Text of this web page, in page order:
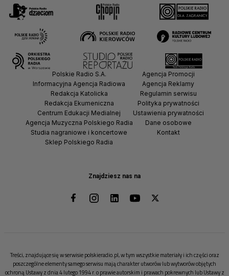
Znajdziesz nas na
Polskie Radio S.A.
Informacyjna Agencja Radiowa
Redakcja Katolicka
Redakcja Ekumeniczna
Centrum Edukacji Medialnej
Agencja Muzyczna Polskiego Radia
Studia nagraniowe i koncertowe
Sklep Polskiego Radia
Agencja Promocji
Agencja Reklamy
Regulamin serwisu
Polityka prywatności
Ustawienia prywatności
Dane osobowe
Kontakt
Treści, znajdujące się w serwisie polskieradio.pl, w tym wszystkie materiały i ich części oraz
poszczególne elementy samego serwisu mają charakter utworów lub wytworów objętych
ochroną Ustawy z dnia 4 lutego 1994 r. o prawie autorskim i prawach pokrewnych lub Ustawy z